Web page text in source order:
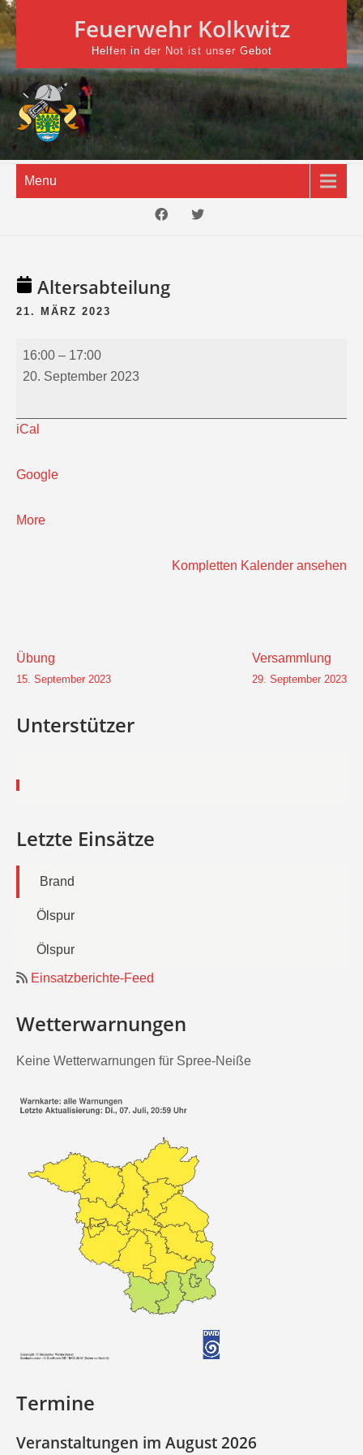
Skip
to
content
Feuerwehr Kolkwitz
Helfen in der Not ist unser Gebot
Menu
Altersabteilung
21. MÄRZ 2023
Altersabteilung
16:00 – 17:00
20. September 2023
iCal
Google
Moreabout
Kompletten Kalender ansehen
Beitragsnavigation
Übung
15. September 2023
Versammlung
29. September 2023
Unterstützer
Letzte Einsätze
Brand
Ölspur
Ölspur
Einsatzberichte-Feed
Wetterwarnungen
Keine Wetterwarnungen für Spree-Neiße
Termine
Veranstaltungen im August 2026